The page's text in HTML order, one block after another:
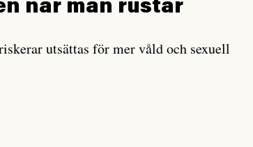
när man rustar
utsättas för mer våld och sexuell